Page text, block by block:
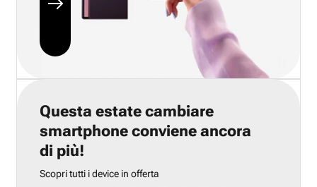
Questa estate cambiare
smartphone conviene ancora
di più!
Scopri tutti i device in offerta